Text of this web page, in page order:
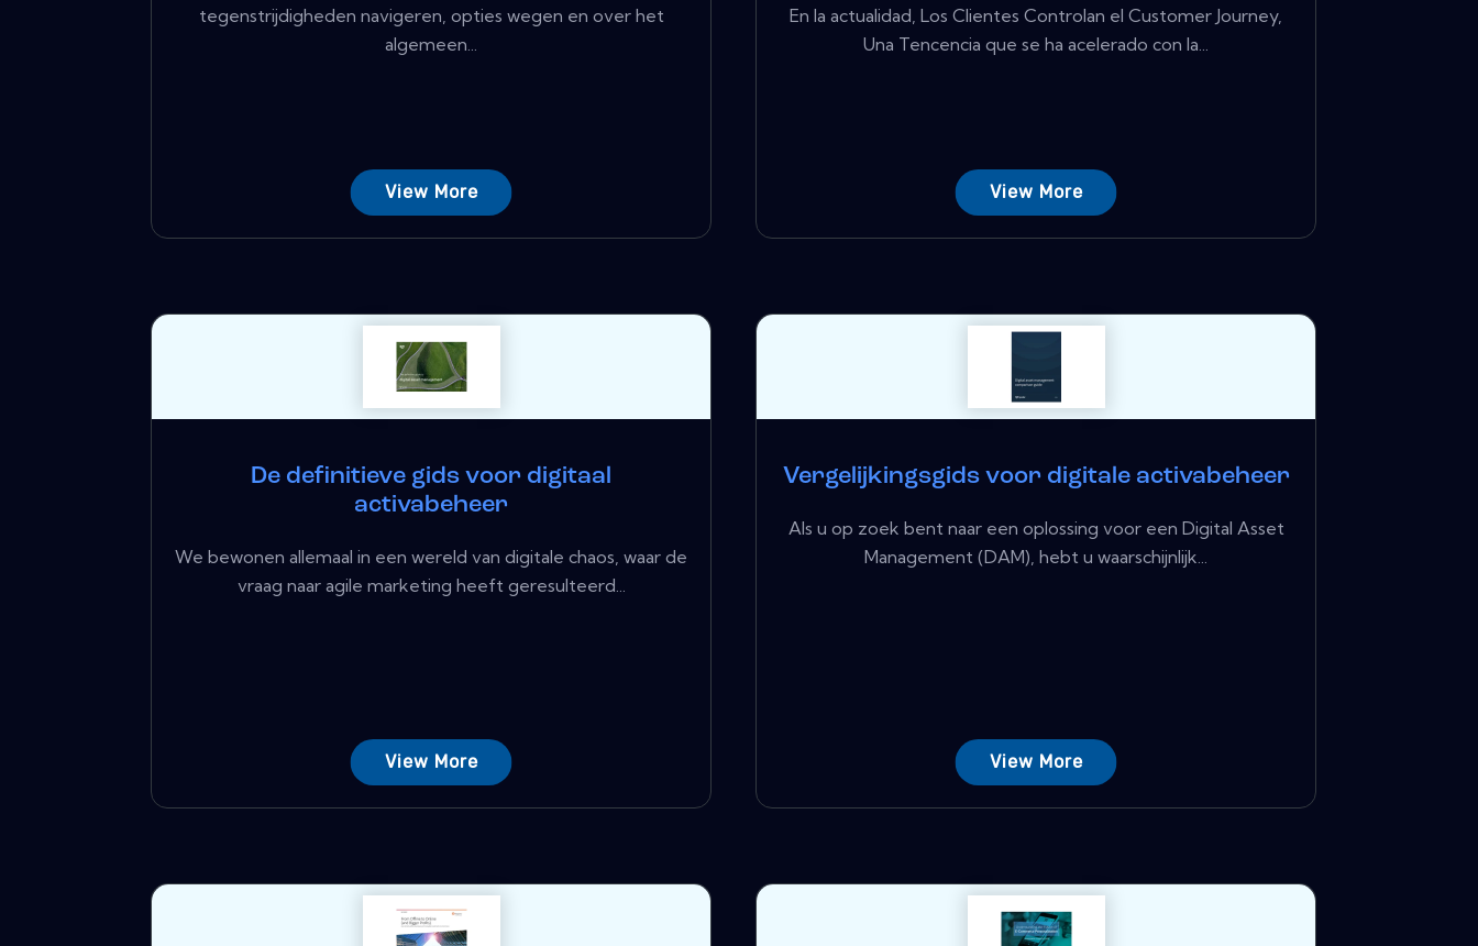
tegenstrijdigheden navigeren, opties wegen en over het
algemeen...
View More
En la actualidad, Los Clientes Controlan el Customer Journey,
Una Tencencia que se ha acelerado con la...
View More
De definitieve gids voor digitaal
activabeheer
We bewonen allemaal in een wereld van digitale chaos, waar de
vraag naar agile marketing heeft geresulteerd...
View More
Vergelijkingsgids voor digitale activabeheer
Als u op zoek bent naar een oplossing voor een Digital Asset
Management (DAM), hebt u waarschijnlijk...
View More